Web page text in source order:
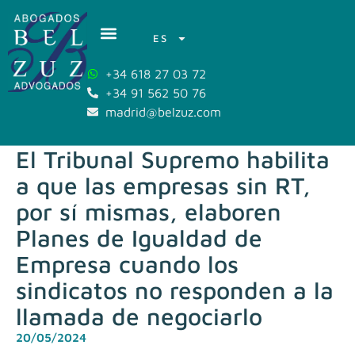
ES
+34 618 27 03 72
+34 91 562 50 76
madrid@belzuz.com
El Tribunal Supremo habilita
a que las empresas sin RT,
por sí mismas, elaboren
Planes de Igualdad de
Empresa cuando los
sindicatos no responden a la
llamada de negociarlo
20/05/2024